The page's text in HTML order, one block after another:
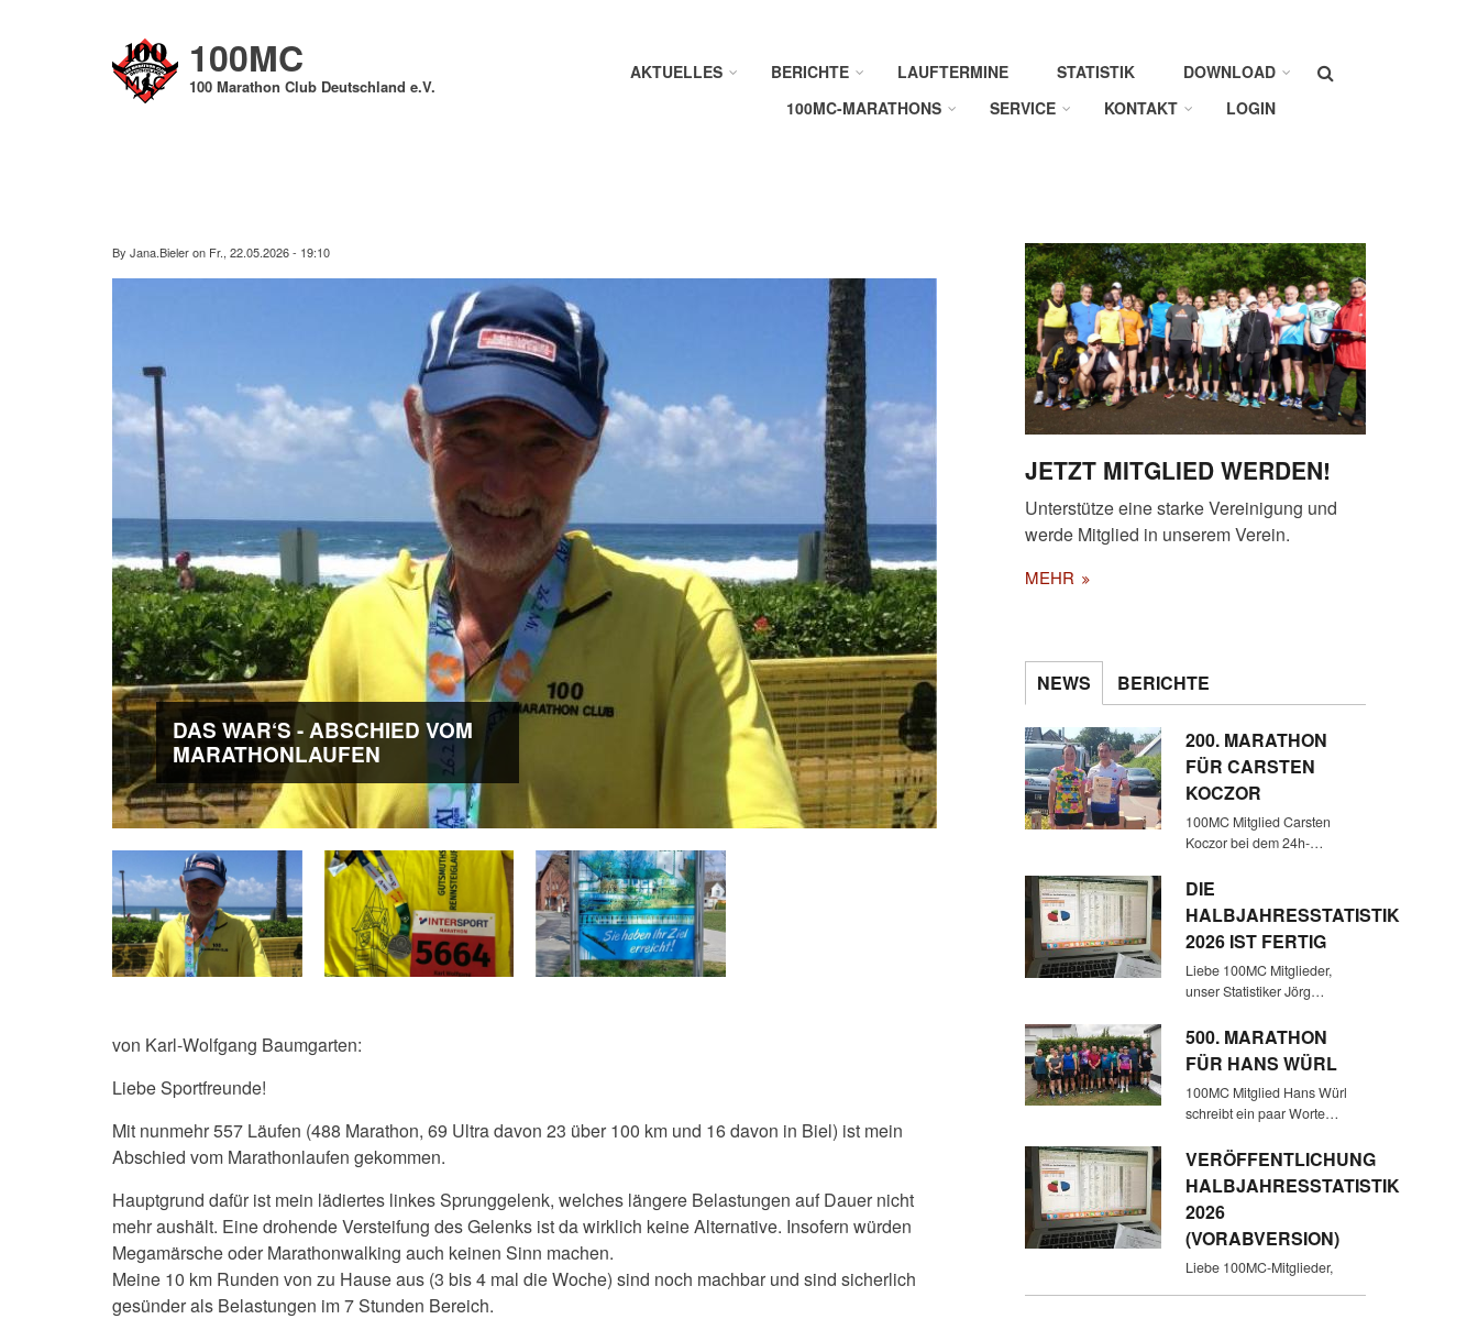
100MC
100 Marathon Club Deutschland e.V.
Suche
AKTUELLES BERICHTE LAUFTERMINE STATISTIK
DOWNLOAD
100MC-MARATHONS
SERVICE KONTAKT LOGIN
By Jana.Bieleron Fr., 22.05.2026 - 19:10
DAS WAR‘S - ABSCHIED VOM
MARATHONLAUFEN
DER VORLETZTE LAUF AM
09.05.2026
von Karl-Wolfgang Baumgarten:
Liebe Sportfreunde!
Mit nunmehr 557 Läufen (488 Marathon, 69 Ultra davon 23 über 100 km und 16 davon in Biel) ist mein
Abschied vom Marathonlaufen gekommen.
Hauptgrund dafür ist mein lädiertes linkes Sprunggelenk, welches längere Belastungen auf Dauer nicht
mehr aushält. Eine drohende Versteifung des Gelenks ist da wirklich keine Alternative. Insofern würden
Megamärsche oder Marathonwalking auch keinen Sinn machen.
Meine 10 km Runden von zu Hause aus (3 bis 4 mal die Woche) sind noch machbar und sind sicherlich
gesünder als Belastungen im 7 Stunden Bereich.
JETZT MITGLIED WERDEN!
Unterstütze eine starke Vereinigung und
werde Mitglied in unserem Verein.
MEHR
NEWS BERICHTE
200. MARATHON
FÜR CARSTEN
KOCZOR
100MC Mitglied Carsten
Koczor bei dem 24h-…
DIE
HALBJAHRESSTATISTIK
2026 IST FERTIG
Liebe 100MC Mitglieder,
unser Statistiker Jörg…
500. MARATHON
FÜR HANS WÜRL
100MC Mitglied Hans Würl
schreibt ein paar Worte…
VERÖFFENTLICHUNG
HALBJAHRESSTATISTIK
2026
(VORABVERSION)
Liebe 100MC-Mitglieder,